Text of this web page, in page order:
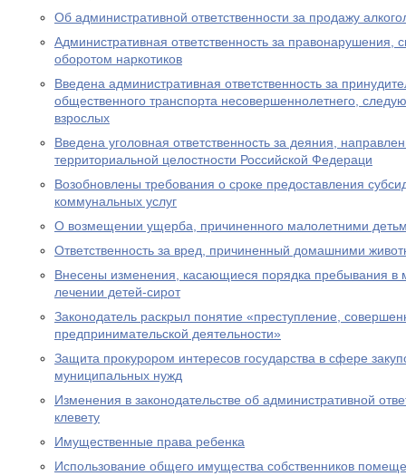
Об административной ответственности за продажу
Административная ответственность за правонарушения,
оборотом наркотиков
Введена административная ответственность за
общественного транспорта несовершеннолетнего,
взрослых
Введена уголовная ответственность за деяния,
территориальной целостности Российской Федераци
Возобновлены требования о сроке предоставления
коммунальных услуг
О возмещении ущерба, причиненного малолетними
Ответственность за вред, причиненный домашними
Внесены изменения, касающиеся порядка пребывания в
лечении детей-сирот
Законодатель раскрыл понятие «преступление,
предпринимательской деятельности»
Защита прокурором интересов государства в сфере
муниципальных нужд
Изменения в законодательстве об административной
клевету
Имущественные права ребенка
Использование общего имущества собственников